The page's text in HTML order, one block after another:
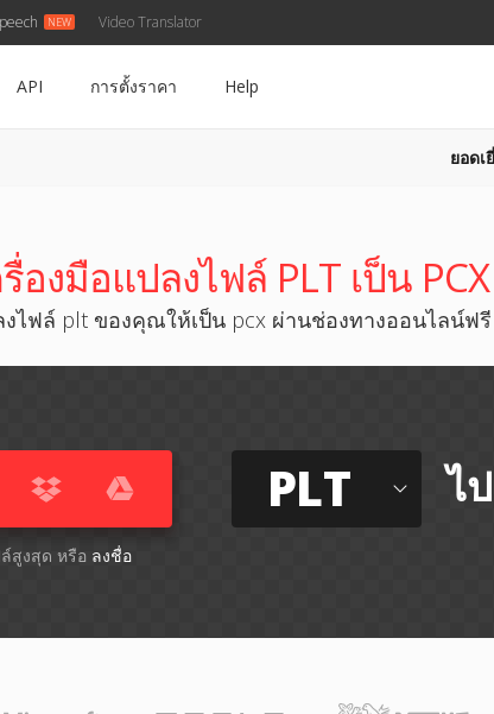
Video Translator
API การตั้งราคา Help
ยอดเ
องมือแปลงไฟล์ PLT เป็น PCX
ไฟล์ plt ของคุณให้เป็น pcx ผ่านช่องทางออนไลน์ฟรี
สูงสุด หรือ ลงชื่อ
PLT ไ